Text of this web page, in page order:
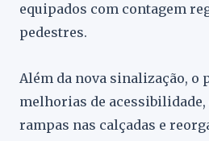
equipados com contagem
pedestres.
Além da nova sinalização, o
melhorias de
rampas nas calçadas e